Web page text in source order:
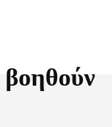
βοηθούν